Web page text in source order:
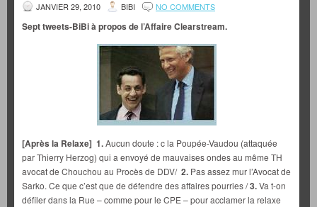
JANVIER 29, 2010 BIBI NO COMMENTS
Sept tweets-BiBi à propos de l’Affaire Clearstream.
[Après la Relaxe] 1.Aucun doute : c la Poupée-Vaudou (attaquée
par Thierry Herzog) qui a envoyé de mauvaises ondes au même TH
avocat de Chouchou au Procès de DDV/ 2. Pas assez mur l’Avocat de
Sarko. Ce que c’est que de défendre des affaires pourries /3.Va t-on
défiler dans la Rue – comme pour le CPE – pour acclamer la relaxe